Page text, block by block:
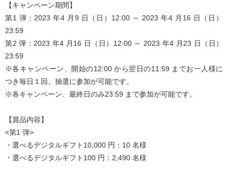
【キャンペーン期間】
第1 弾：2023 年4 月9 日（日）12:00 ～ 2023 年4 月16 日（日）
23:59
第2 弾：2023 年4 月16 日（日）12:00 ～ 2023 年4 月23 日（日）
23:59
※各キャンペーン、開始の12:00 から翌日の11:59 までお一人様に
つき毎日１回、抽選に参加が可能です。
※各キャンペーン、最終日のみ23:59 まで参加が可能です。
【賞品内容】
<第1 弾>
・選べるデジタルギフト10,000 円：10 名様
・選べるデジタルギフト100 円：2,490 名様